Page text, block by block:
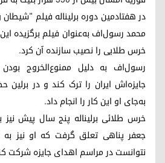
در هفتادمین دوره برلیناله فیلم "شیطان
محمد رسول‌اف به‌عنوان فیلم برگزیده
خرس طلایی را نصیب سازنده آن کرد.
رسول‌اف به دلیل ممنوع‌الخروج
جایزه‌اش ایران را ترک کند و در برلین
به‌جای او این کار را انجام داد.
خرس طلائی برلیناله پنج سال پیش
جعفر پناهی تعلق گرفت که او نیز به
نتوانست در مراسم اهدای جایزه شرکت